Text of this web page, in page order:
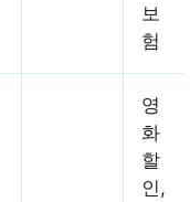
보
험
영
화
할
인,